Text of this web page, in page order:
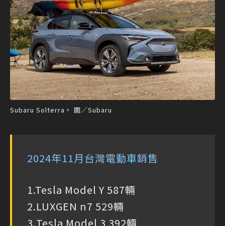
Subaru Solterra。 圖／Subaru
2024年11月台灣電動車銷售
1.Tesla Model Y 587輛
2.LUXGEN n7 529輛
3.Tesla Model 3 392輛